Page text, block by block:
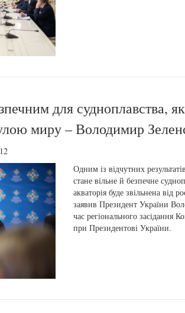
для судноплавства,
миру – Володимир
Одним із відчутних
стане вільне й безпечне
акваторія буде звільнена від
заявив Президент України
час регіонального засідання
при Президентові України.